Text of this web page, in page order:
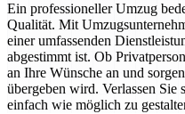
Ein professioneller Umzug
Qualität. Mit
einer umfassenden
abgestimmt ist. Ob
an Ihre Wünsche an und
übergeben wird. Verlassen
einfach wie möglich zu